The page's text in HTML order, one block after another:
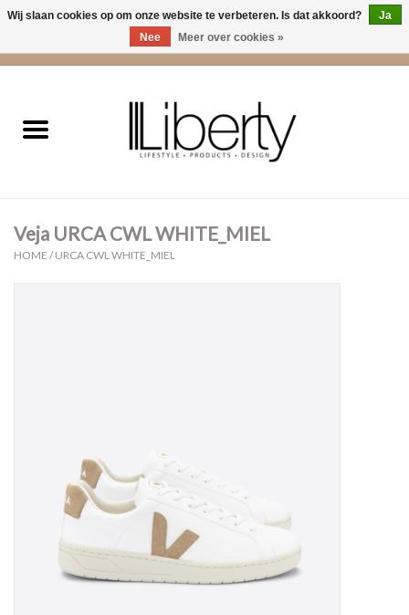
Kleding
Cadeaus
Veja URCA CWL WHITE_MIEL
HOME /URCA CWL WHITE_MIEL
Wij slaan cookies op om onze website te verbeteren. Is dat akkoord?
Ja
Nee
Meer over cookies »